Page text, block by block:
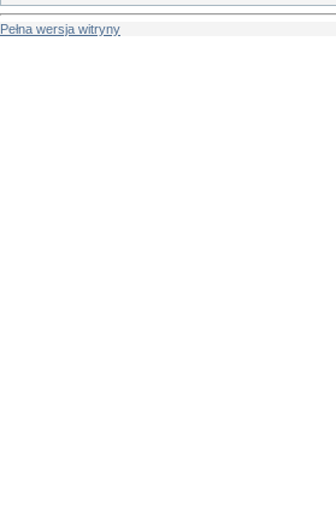
Pełna wersja witryny